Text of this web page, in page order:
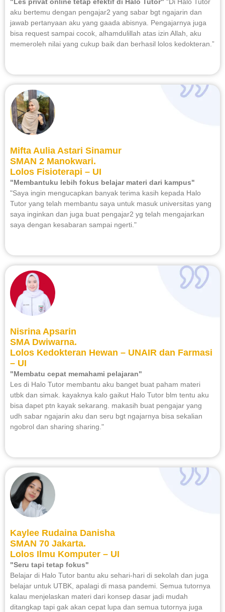
"Les privat online tetap efektif di Halo Tutor" “Di Halo Tutor
aku bertemu dengan pengajar2 yang sabar bgt ngajarin dan
jawab pertanyaan aku yang gaada abisnya. Pengajarnya juga
bisa request sampai cocok, alhamdulillah atas izin Allah, aku
memeroleh nilai yang cukup baik dan berhasil lolos kedokteran.”
Mifta Aulia Astari Sinamur
SMAN 2 Manokwari.
Lolos Fisioterapi – UI
"Membantuku lebih fokus belajar materi dari kampus"
"Saya ingin mengucapkan banyak terima kasih kepada Halo
Tutor yang telah membantu saya untuk masuk universitas yang
saya inginkan dan juga buat pengajar2 yg telah mengajarkan
saya dengan kesabaran sampai ngerti."
Nisrina Apsarin
SMA Dwiwarna.
Lolos Kedokteran Hewan – UNAIR dan Farmasi
– UI
"Membatu cepat memahami pelajaran"
Les di Halo Tutor membantu aku banget buat paham materi
utbk dan simak. kayaknya kalo gaikut Halo Tutor blm tentu aku
bisa dapet ptn kayak sekarang. makasih buat pengajar yang
udh sabar ngajarin aku dan seru bgt ngajarnya bisa sekalian
ngobrol dan sharing sharing."
Kaylee Rudaina Danisha
SMAN 70 Jakarta.
Lolos Ilmu Komputer – UI
"Seru tapi tetap fokus"
Belajar di Halo Tutor bantu aku sehari-hari di sekolah dan juga
belajar untuk UTBK, apalagi di masa pandemi. Semua tutornya
kalau menjelaskan materi dari konsep dasar jadi mudah
ditangkap tapi gak akan cepat lupa dan semua tutornya juga